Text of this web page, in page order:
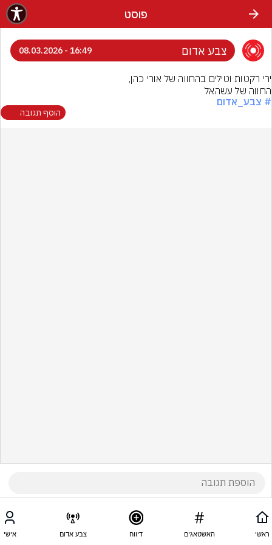
פוסט
צבע אדום 16:49 - 08.03.2026
החווה של עשהאל
# צבע_אדום
הוסף תגובה
ראשי האשטאגים דיווח צבע אדום אישי